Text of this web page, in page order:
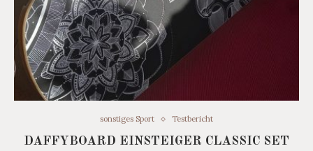
sonstiges Sport Testbericht
DAFFYBOARD EINSTEIGER CLASSIC SET